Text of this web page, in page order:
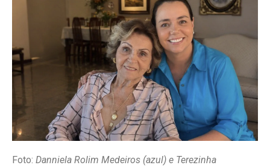
Foto: Danniela Rolim Medeiros (azul) e Terezinha